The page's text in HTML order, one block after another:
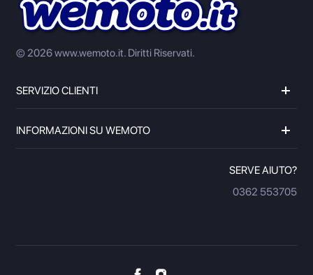
© 2026 www.wemoto.it. Diritti Riservati.
SERVIZIO CLIENTI
INFORMAZIONI SU WEMOTO
SERVE AIUTO?
0362 553705